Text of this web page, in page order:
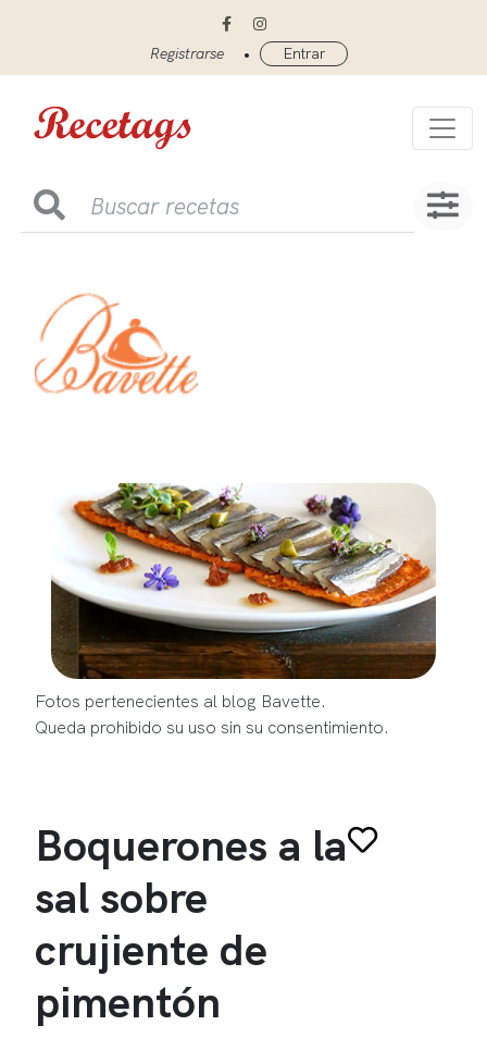
Registrarse • Entrar
Fotos pertenecientes al blog Bavette.
Queda prohibido su uso sin su consentimiento.
Boquerones a la
sal sobre
crujiente de
pimentón